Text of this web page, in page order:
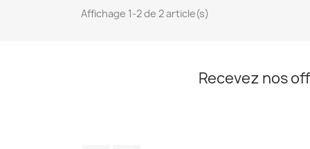
Affichage 1-2 de 2 article(s)
Recevez nos